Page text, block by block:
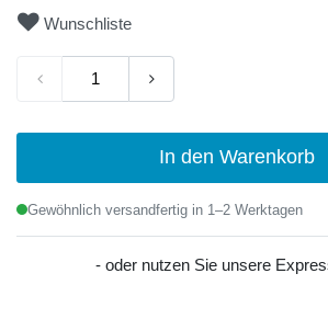
Wunschliste
In den Warenkorb
Gewöhnlich versandfertig in 1–2 Werktagen
- oder nutzen Sie unsere